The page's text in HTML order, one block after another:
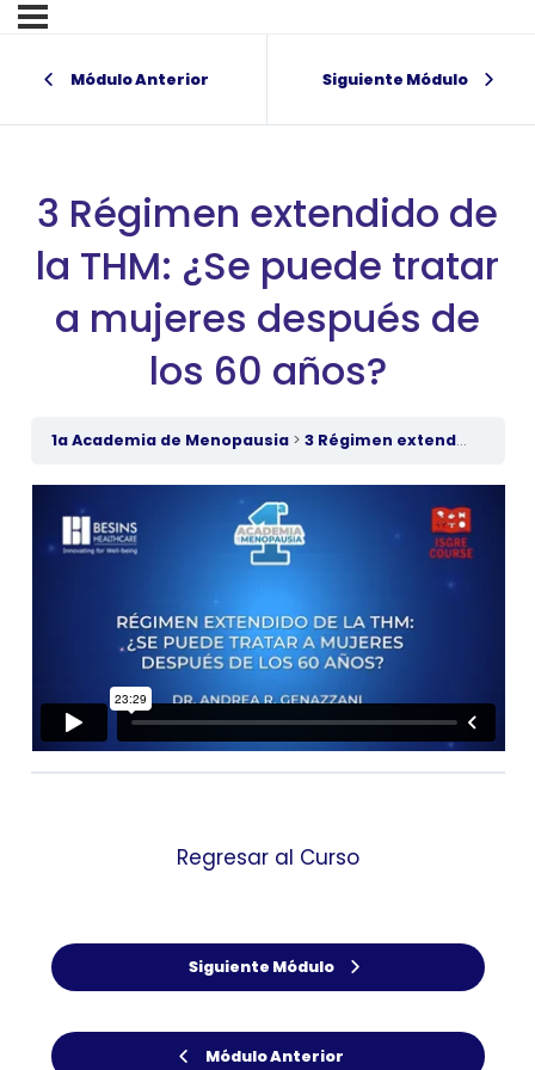
Módulo Anterior Siguiente Módulo
3 Régimen extendido de
la THM: ¿Se puede tratar
a mujeres después de
los 60 años?
1a Academia de Menopausia 3 Régimen extendido de la THM: ¿Se puede tratar a mujeres después de los 60 años?
Módulo Anterior
Regresar al Curso
Siguiente Módulo